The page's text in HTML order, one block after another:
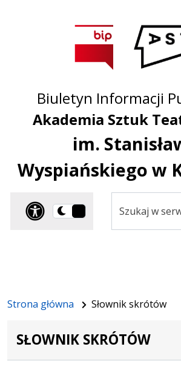
Przejdź do
głównego
Przejdź do
Przejdź do
serwisu
Biuletyn Informacji
Akademia Sztuk
im.
Wyspiańskiego w
Panel
Przełącz
serwisie
Strona główna Słownik skrótów
SŁOWNIK SKRÓTÓW